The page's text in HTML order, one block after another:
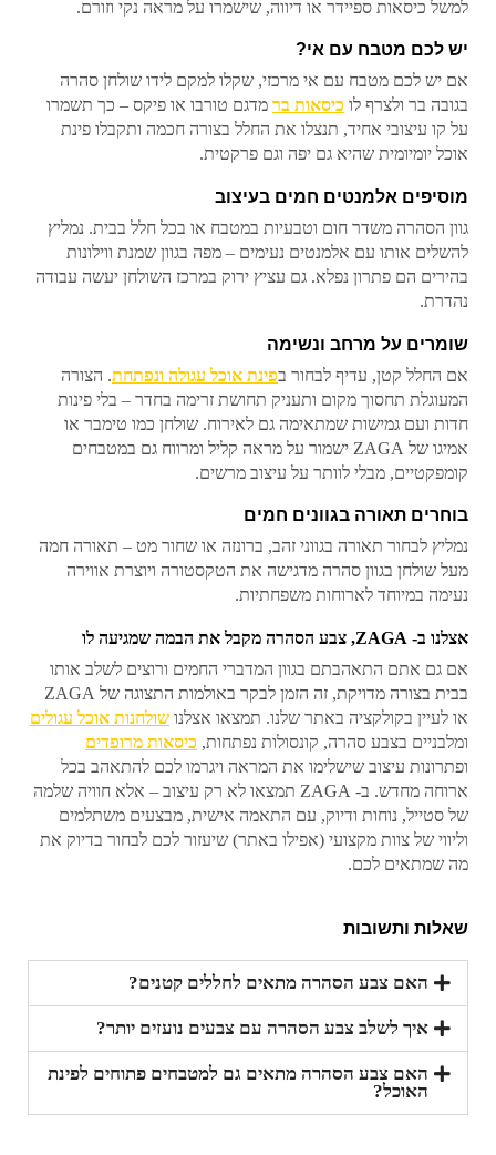
למשל כיסאות ספיידר או דיווה, שישמרו על מראה נקי וזורם.
יש לכם מטבח עם אי?
אם יש לכם מטבח עם אי מרכזי, שקלו למקם לידו שולחן סהרה
בגובה בר ולצרף לו כיסאות בר מדגם טורבו או פיקס – כך תשמרו
על קו עיצובי אחיד, תנצלו את החלל בצורה חכמה ותקבלו פינת
אוכל יומיומית שהיא גם יפה וגם פרקטית.
מוסיפים אלמנטים חמים בעיצוב
גוון הסהרה משדר חום וטבעיות במטבח או בכל חלל בבית. נמליץ
להשלים אותו עם אלמנטים נעימים – מפה בגוון שמנת ווילונות
בהירים הם פתרון נפלא. גם עציץ ירוק במרכז השולחן יעשה עבודה
נהדרת.
שומרים על מרחב ונשימה
אם החלל קטן, עדיף לבחור בפינת אוכל עגולה ונפתחת. הצורה
המעוגלת תחסוך מקום ותעניק תחושת זרימה בחדר – בלי פינות
חדות ועם גמישות שמתאימה גם לאירוח. שולחן כמו טימבר או
אמיגו של ZAGA ישמור על מראה קליל ומרווח גם במטבחים
קומפקטיים, מבלי לוותר על עיצוב מרשים.
בוחרים תאורה בגוונים חמים
נמליץ לבחור תאורה בגווני זהב, ברונזה או שחור מט – תאורה חמה
מעל שולחן בגוון סהרה מדגישה את הטקסטורה ויוצרת אווירה
נעימה במיוחד לארוחות משפחתיות.
אצלנו ב- ZAGA, צבע הסהרה מקבל את הבמה שמגיעה לו
אם גם אתם התאהבתם בגוון המדברי החמים ורוצים לשלב אותו
בבית בצורה מדויקת, זה הזמן לבקר באולמות התצוגה של ZAGA
או לעיין בקולקציה באתר שלנו. תמצאו אצלנו שולחנות אוכל עגולים
ומלבניים בצבע סהרה, קונסולות נפתחות, כיסאות מרופדים
ופתרונות עיצוב שישלימו את המראה ויגרמו לכם להתאהב בכל
ארוחה מחדש. ב- ZAGA תמצאו לא רק עיצוב – אלא חוויה שלמה
של סטייל, נוחות ודיוק, עם התאמה אישית, מבצעים משתלמים
וליווי של צוות מקצועי (אפילו באתר) שיעזור לכם לבחור בדיוק את
מה שמתאים לכם.
שאלות ותשובות
האם צבע הסהרה מתאים לחללים קטנים?
איך לשלב צבע הסהרה עם צבעים נועזים יותר?
האם צבע הסהרה מתאים גם למטבחים פתוחים לפינת
האוכל?